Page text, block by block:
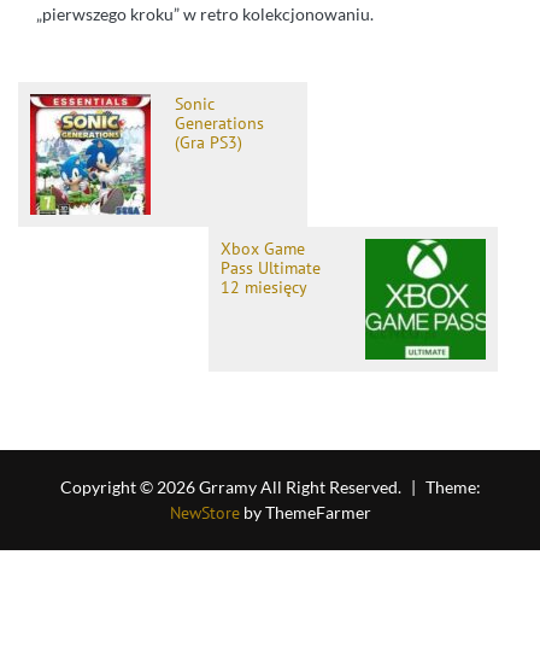
„pierwszego kroku” w retro kolekcjonowaniu.
Sonic
Generations
(Gra PS3)
Xbox Game
Pass Ultimate
12 miesięcy
Copyright © 2026 Grramy All Right Reserved. | Theme:
NewStoreby ThemeFarmer